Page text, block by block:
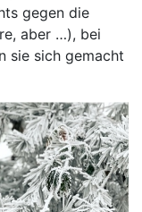
gegen die
aber …), bei
sie sich gemacht